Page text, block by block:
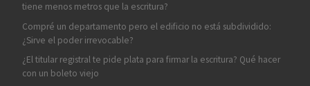
tiene menos metros que la escritura?
Compré un departamento pero el edificio no está subdividido:
¿Sirve el poder irrevocable?
¿El titular registral te pide plata para firmar la escritura? Qué hacer
con un boleto viejo